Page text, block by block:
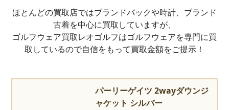
ほとんどの買取店ではブランドバックや時計、ブランド
古着を中心に買取していますが、
ゴルフウェア買取レオゴルフはゴルフウェアを専門に買
取しているので自信をもって買取金額をご提示！
パーリーゲイツ 2wayダウンジ
ャケット シルバー